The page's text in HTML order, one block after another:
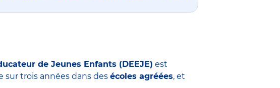
de Jeunes Enfants (DEEJE) est
sur trois années dans des écoles agréées, et